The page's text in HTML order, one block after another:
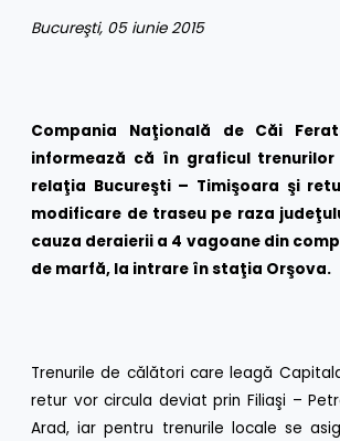
Bucureşti, 05 iunie 2015
Compania Naţională de Căi
informează că în graficul
relaţia Bucureşti – Timişoara şi
modificare de traseu pe raza
cauza deraierii a 4 vagoane din
de marfă, la intrare în staţia Orşova.
Trenurile de călători care leagă
retur vor circula deviat prin Filiaşi –
Arad, iar pentru trenurile locale se